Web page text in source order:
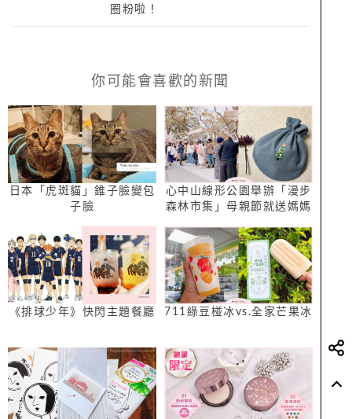
圈粉啦！
你可能會喜歡的新聞
日本「虎斑貓」錐子臉變包
子臉
心中山線形公園舉辦「漫步
森林市集」母親節就送媽媽
《排球少年》快閃主題餐廳 711綠豆椪冰vs.全家芒果冰